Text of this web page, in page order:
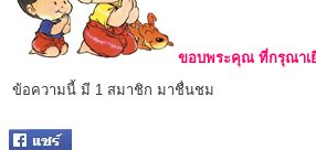
ขอบพระคุณ ที่กรุณาเ
ข้อความนี้ มี 1 สมาชิก มาชื่นชม